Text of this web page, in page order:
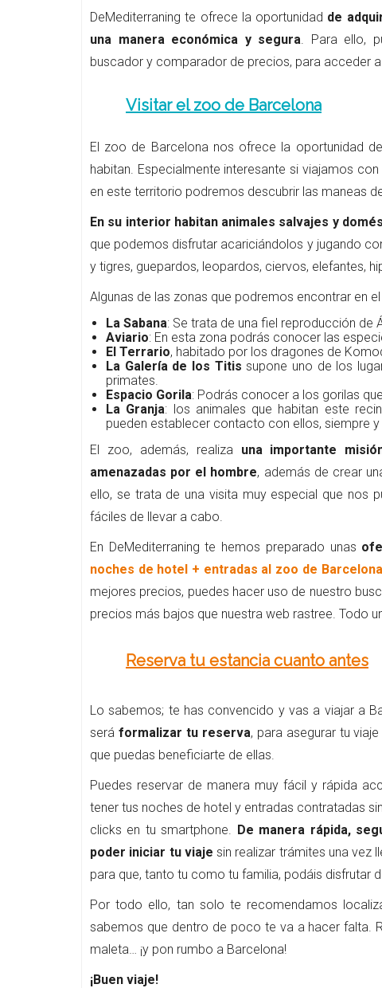
DeMediterraning te ofrece la oportunidad de
una manera económica y segura. Para ello,
buscador y comparador de precios, para acceder
Visitar el zoo de Barcelona
El zoo de Barcelona nos ofrece la oportunidad
habitan. Especialmente interesante si viajamos
en este territorio podremos descubrir las maneas
En su interior habitan animales salvajes y
que podemos disfrutar acariciándolos y jugando
y tigres, guepardos, leopardos, ciervos, elefantes,
Algunas de las zonas que podremos encontrar en
La Sabana: Se trata de una fiel reproducción de
Aviario: En esta zona podrás conocer las
El Terrario, habitado por los dragones de
La Galería de los Titis supone uno de los
primates.
Espacio Gorila: Podrás conocer a los gorilas
La Granja: los animales que habitan este
pueden establecer contacto con ellos, siempre
El zoo, además, realiza una importante
amenazadas por el hombre, además de crear
ello, se trata de una visita muy especial que nos
fáciles de llevar a cabo.
En DeMediterraning te hemos preparado unas
noches de hotel + entradas al zoo de Barcelona
mejores precios, puedes hacer uso de nuestro
precios más bajos que nuestra web rastree. Todo
Reserva tu estancia cuanto antes
Lo sabemos; te has convencido y vas a viajar a
será formalizar tu reserva, para asegurar tu
que puedas beneficiarte de ellas.
Puedes reservar de manera muy fácil y rápida
tener tus noches de hotel y entradas contratadas
clicks en tu smartphone. De manera rápida,
poder iniciar tu viaje sin realizar trámites una vez
para que, tanto tu como tu familia, podáis disfrutar
Por todo ello, tan solo te recomendamos
sabemos que dentro de poco te va a hacer falta.
maleta… ¡y pon rumbo a Barcelona!
¡Buen viaje!